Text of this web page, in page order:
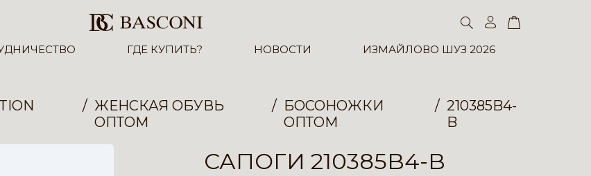
ГДЕ КУПИТЬ? НОВОСТИ ИЗМАЙЛОВО ШУЗ 2026
ЖЕНСКАЯ ОБУВЬ
ОПТОМ
БОСОНОЖКИ
ОПТОМ
210385B4-
B
САПОГИ 210385B4-B